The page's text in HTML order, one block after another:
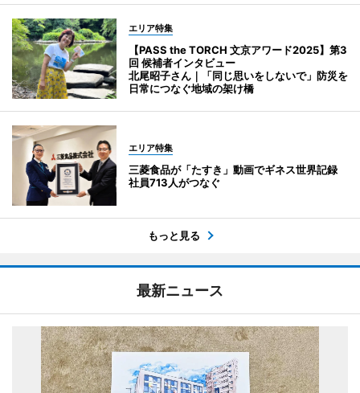
エリア特集
【PASS the TORCH 文京アワード2025】第3
回 候補者インタビュー
北尾昭子さん｜「同じ思いをしないで」防災を
日常につなぐ地域の架け橋
エリア特集
三菱食品が「たすき」動画でギネス世界記録
社員713人がつなぐ
もっと見る
最新ニュース